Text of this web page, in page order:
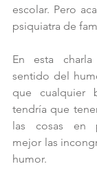
escolar. Pero
psiquiatra de
En esta
sentido del
que cualquier
tendría que
las cosas en
mejor las
humor.